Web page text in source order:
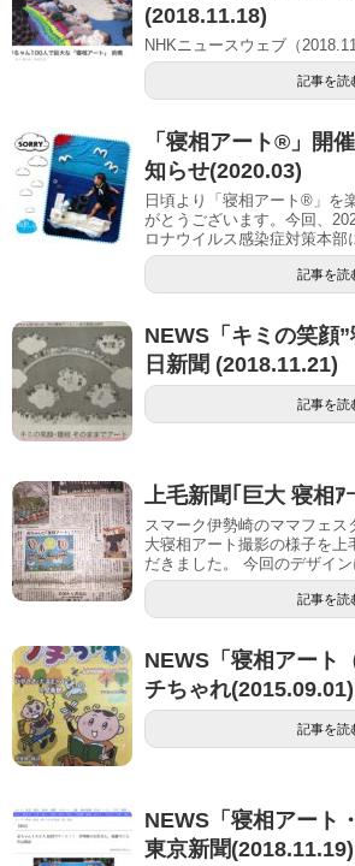
(2018.11.18)
NHKニュースウェブ（
記事を読
「寝相アート®」開
知らせ(2020.03)
日頃より「寝相アート®」を
がとうございます。今回、
ロナウイルス感染症対策本部
記事を読
NEWS「キミの笑顔
日新聞 (2018.11.21)
記事を読
上毛新聞｢巨大 寝相ｱ
スマーク伊勢崎のママフェス
大寝相アート撮影の様子を上
だきました。 今回のデザイン
記事を読
NEWS「寝相アート
チちゃれ(2015.09.01)
記事を読
NEWS「寝相アート
東京新聞(2018.11.19)